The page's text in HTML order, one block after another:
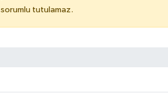
sorumlu tutulamaz.